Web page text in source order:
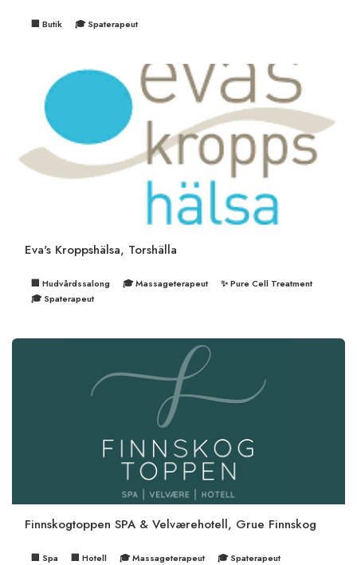
🏢 Butik 🎓 Spaterapeut
Eva's Kroppshälsa, Torshälla
🏢 Hudvårdssalong 🎓 Massageterapeut
✨ Pure Cell Treatment
🎓 Spaterapeut
Finnskogtoppen SPA & Velværehotell, Grue Finnskog
🏢 Spa 🏢 Hotell 🎓 Massageterapeut 🎓 Spaterapeut